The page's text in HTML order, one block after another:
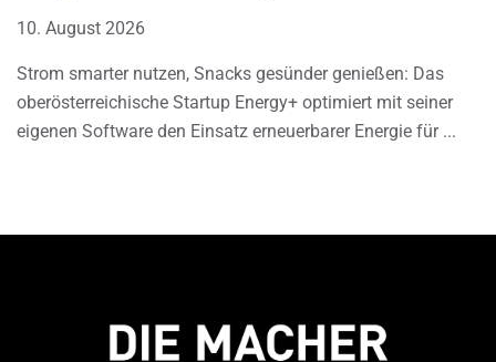
10. August 2026
Strom smarter nutzen, Snacks gesünder genießen: Das
oberösterreichische Startup Energy+ optimiert mit seiner
eigenen Software den Einsatz erneuerbarer Energie für